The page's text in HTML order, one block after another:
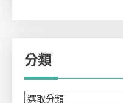
分類
分